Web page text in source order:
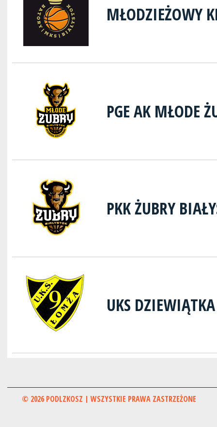
MŁODZIEŻOWY
PGE AK MŁODE
PKK ŻUBRY
UKS
© 2026 PODLZKOSZ | WSZYSTKIE PRAWA ZASTRZEŻONE